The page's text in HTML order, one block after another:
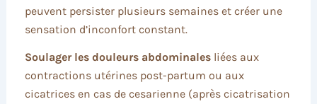
peuvent persister plusieurs semaines et créer une
sensation d’inconfort constant.
Soulager les douleurs abdominalesliées aux
contractions utérines post-partum ou aux
cicatrices en cas de cesarienne (après cicatrisation